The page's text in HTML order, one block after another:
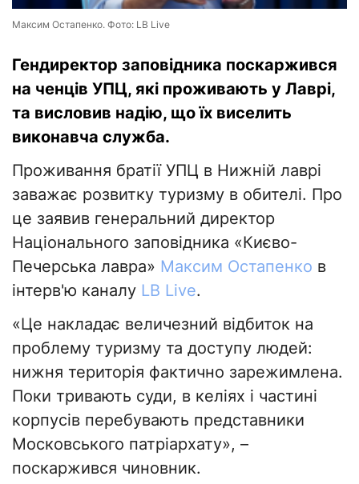
Максим Остапенко. Фото: LB Live
Гендиректор заповідника поскаржився
на ченців УПЦ, які проживають у Лаврі,
та висловив надію, що їх виселить
виконавча служба.
Проживання братії УПЦ в Нижній лаврі
заважає розвитку туризму в обителі. Про
це заявив генеральний директор
Національного заповідника «Києво-
Печерська лавра» Максим Остапенко в
інтерв'ю каналу LB Live.
«Це накладає величезний відбиток на
проблему туризму та доступу людей:
нижня територія фактично зарежимлена.
Поки тривають суди, в келіях і частині
корпусів перебувають представники
Московського патріархату», –
поскаржився чиновник.